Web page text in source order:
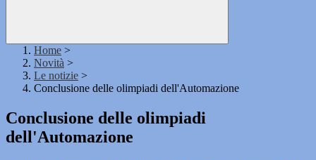
Home >
Novità >
Le notizie >
Conclusione delle olimpiadi dell'Automazione
Conclusione delle olimpiadi
dell'Automazione